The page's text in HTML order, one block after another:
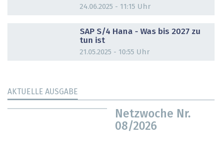
24.06.2025 - 11:15 Uhr
SAP S/4 Hana - Was bis 2027 zu
tun ist
21.05.2025 - 10:55 Uhr
AKTUELLE AUSGABE
Netzwoche Nr.
08/2026